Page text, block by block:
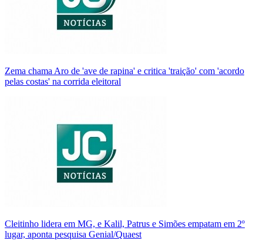
Zema chama Aro de 'ave de rapina' e critica 'traição' com 'acordo
pelas costas' na corrida eleitoral
Cleitinho lidera em MG, e Kalil, Patrus e Simões empatam em 2º
lugar, aponta pesquisa Genial/Quaest